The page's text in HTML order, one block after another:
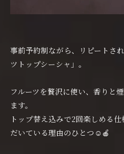
事前予約制ながら、リピートさ
ツトップシーシャ」。
フルーツを贅沢に使い、香りと
ます。
トップ替え込みで2回楽しめる
だいている理由のひとつ☺️🍎